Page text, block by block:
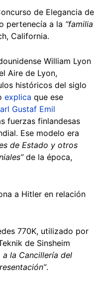
de Elegancia de
pertenecía a la “familia
California.
William Lyon
Aire de Lyon,
históricos del siglo
explica que ese
Gustaf Emil
fuerzas finlandesas
Ese modelo era
de Estado y otros
de la época,
a Hitler en relación
770K, utilizado por
de Sinsheim
a la Cancillería del
.